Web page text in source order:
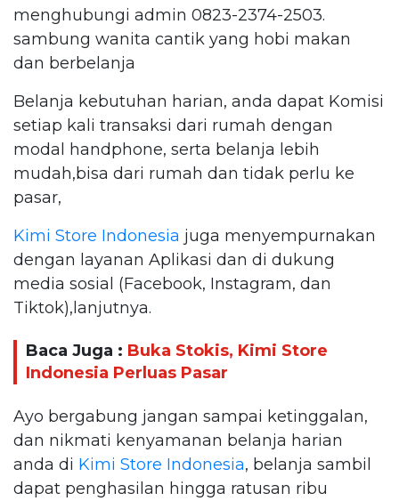
menghubungi admin 0823-2374-2503.
sambung wanita cantik yang hobi makan
dan berbelanja
Belanja kebutuhan harian, anda dapat Komisi
setiap kali transaksi dari rumah dengan
modal handphone, serta belanja lebih
mudah,bisa dari rumah dan tidak perlu ke
pasar,
Kimi Store Indonesia juga menyempurnakan
dengan layanan Aplikasi dan di dukung
media sosial (Facebook, Instagram, dan
Tiktok),lanjutnya.
Baca Juga : Buka Stokis, Kimi Store
Indonesia Perluas Pasar
Ayo bergabung jangan sampai ketinggalan,
dan nikmati kenyamanan belanja harian
anda di Kimi Store Indonesia, belanja sambil
dapat penghasilan hingga ratusan ribu